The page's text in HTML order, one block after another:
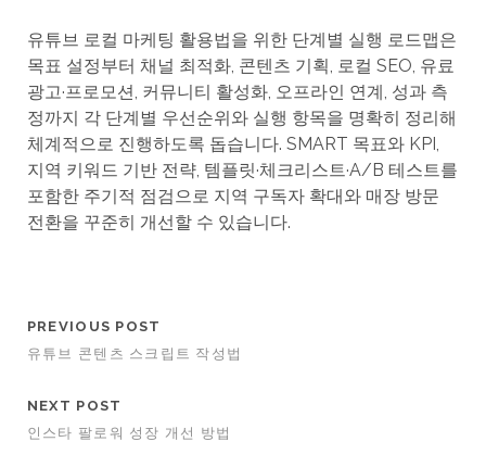
유튜브 로컬 마케팅 활용법을 위한 단계별 실행 로드맵은
목표 설정부터 채널 최적화, 콘텐츠 기획, 로컬 SEO, 유료
광고·프로모션, 커뮤니티 활성화, 오프라인 연계, 성과 측
정까지 각 단계별 우선순위와 실행 항목을 명확히 정리해
체계적으로 진행하도록 돕습니다. SMART 목표와 KPI,
지역 키워드 기반 전략, 템플릿·체크리스트·A/B 테스트를
포함한 주기적 점검으로 지역 구독자 확대와 매장 방문
전환을 꾸준히 개선할 수 있습니다.
PREVIOUS POST
유튜브 콘텐츠 스크립트 작성법
NEXT POST
인스타 팔로워 성장 개선 방법